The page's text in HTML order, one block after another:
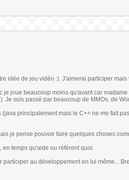
idée de jeu vidéo :). J'aimerai participer
joue beaucoup moins qu'avant car
suis passé par beaucoup de MMOs, de
principalement mais le C++ ne me fait
je pense pouvoir faire quelques choses
temps qu'aide ou référent quoi.
au développement en lui même...